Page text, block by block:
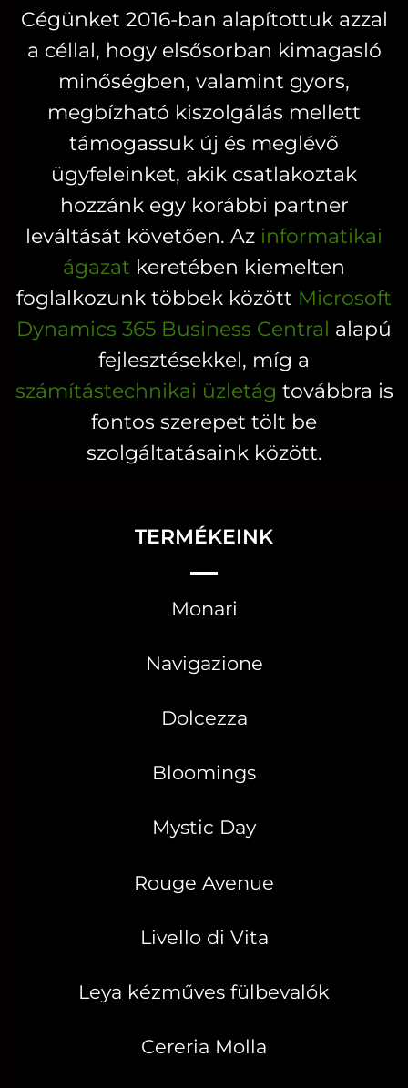
változatok
a
termékoldalon
választhatók
ki
A
változatok
a
ki
Cégünket 2016-ban alapítottuk azzal
a céllal, hogy elsősorban kimagasló
minőségben, valamint gyors,
megbízható kiszolgálás mellett
támogassuk új és meglévő
ügyfeleinket, akik csatlakoztak
hozzánk egy korábbi partner
leváltását követően. Az informatikai
ágazat keretében kiemelten
foglalkozunk többek között Microsoft
Dynamics 365 Business Central alapú
fejlesztésekkel, míg a
számítástechnikai üzletág továbbra is
fontos szerepet tölt be
szolgáltatásaink között.
TERMÉKEINK
Monari
Navigazione
Dolcezza
Bloomings
Mystic Day
Rouge Avenue
Livello di Vita
Leya kézműves fülbevalók
Cereria Molla